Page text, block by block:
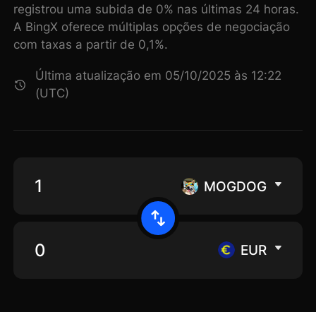
registrou uma subida de 0% nas últimas 24 horas.
A BingX oferece múltiplas opções de negociação
com taxas a partir de 0,1%.
Última atualização em 05/10/2025 às 12:22
(UTC)
MOGDOG
EUR